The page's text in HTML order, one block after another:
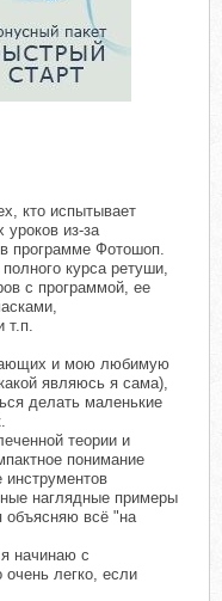
кто испытывает
уроков из-за
в программе Фотошоп.
курса ретуши,
с программой, ее
т.п.
и мою любимую
являюсь я сама),
делать маленькие
теории и
понимание
инструментов
наглядные примеры
объясняю всё "на
начинаю с
легко, если